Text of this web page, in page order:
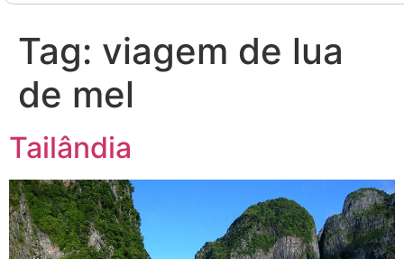
Tag: viagem de lua
de mel
Tailândia